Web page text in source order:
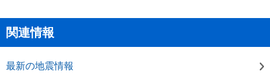
関連情報
最新の地震情報